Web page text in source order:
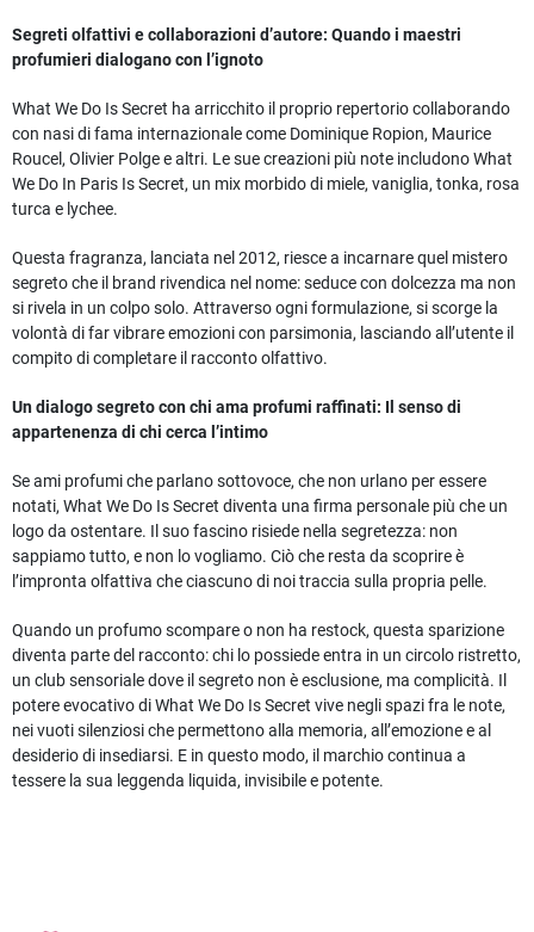
Segreti olfattivi e collaborazioni d’autore: Quando i maestri
profumieri dialogano con l’ignoto
What We Do Is Secret ha arricchito il proprio repertorio collaborando
con nasi di fama internazionale come Dominique Ropion, Maurice
Roucel, Olivier Polge e altri. Le sue creazioni più note includono What
We Do In Paris Is Secret, un mix morbido di miele, vaniglia, tonka, rosa
turca e lychee.
Questa fragranza, lanciata nel 2012, riesce a incarnare quel mistero
segreto che il brand rivendica nel nome: seduce con dolcezza ma non
si rivela in un colpo solo. Attraverso ogni formulazione, si scorge la
volontà di far vibrare emozioni con parsimonia, lasciando all’utente il
compito di completare il racconto olfattivo.
Un dialogo segreto con chi ama profumi raffinati: Il senso di
appartenenza di chi cerca l’intimo
Se ami profumi che parlano sottovoce, che non urlano per essere
notati, What We Do Is Secret diventa una firma personale più che un
logo da ostentare. Il suo fascino risiede nella segretezza: non
sappiamo tutto, e non lo vogliamo. Ciò che resta da scoprire è
l’impronta olfattiva che ciascuno di noi traccia sulla propria pelle.
Quando un profumo scompare o non ha restock, questa sparizione
diventa parte del racconto: chi lo possiede entra in un circolo ristretto,
un club sensoriale dove il segreto non è esclusione, ma complicità. Il
potere evocativo di What We Do Is Secret vive negli spazi fra le note,
nei vuoti silenziosi che permettono alla memoria, all’emozione e al
desiderio di insediarsi. E in questo modo, il marchio continua a
tessere la sua leggenda liquida, invisibile e potente.